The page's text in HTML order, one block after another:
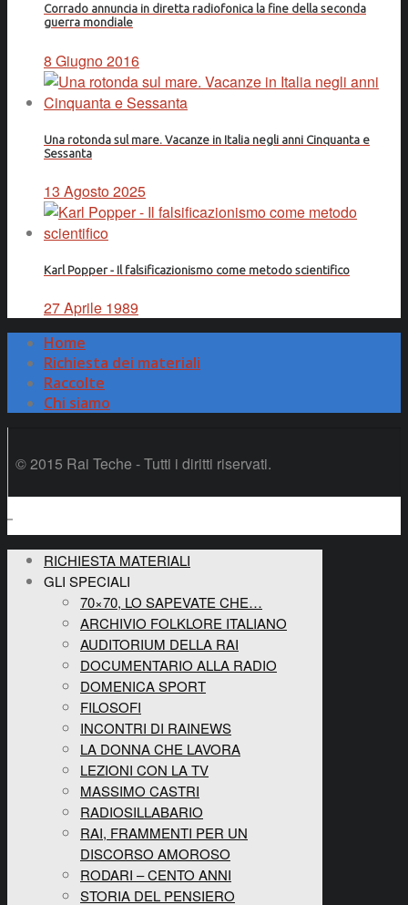
Corrado annuncia in diretta radiofonica la fine della seconda
guerra mondiale
8 Giugno 2016
Una rotonda sul mare. Vacanze in Italia negli anni Cinquanta e
Sessanta
13 Agosto 2025
Karl Popper - Il falsificazionismo come metodo scientifico
27 Aprile 1989
Home
Richiesta dei materiali
Raccolte
Chi siamo
© 2015 Rai Teche - Tutti i diritti riservati.
RICHIESTA MATERIALI
GLI SPECIALI
70×70, LO SAPEVATE CHE…
ARCHIVIO FOLKLORE ITALIANO
AUDITORIUM DELLA RAI
DOCUMENTARIO ALLA RADIO
DOMENICA SPORT
FILOSOFI
INCONTRI DI RAINEWS
LA DONNA CHE LAVORA
LEZIONI CON LA TV
MASSIMO CASTRI
RADIOSILLABARIO
RAI, FRAMMENTI PER UN
DISCORSO AMOROSO
RODARI – CENTO ANNI
STORIA DEL PENSIERO